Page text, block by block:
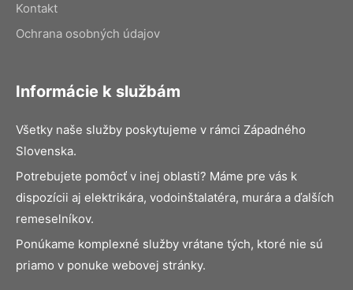
Kontakt
Ochrana osobných údajov
Informácie k službám
Všetky naše služby poskytujeme v rámci Západného
Slovenska.
Potrebujete pomôcť v inej oblasti? Máme pre vás k
dispozícii aj elektrikára, vodoinštalatéra, murára a ďalších
remeselníkov.
Ponúkame komplexné služby vrátane tých, ktoré nie sú
priamo v ponuke webovej stránky.